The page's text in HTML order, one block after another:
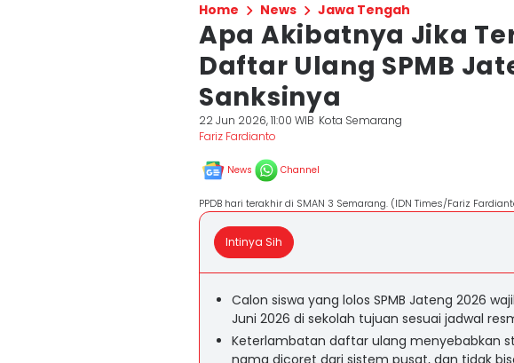
Home News Jawa Tengah
Apa Akibatnya Jika
Daftar Ulang SPMB
Sanksinya
22 Jun 2026, 11:00 WIB Kota Semarang
Fariz Fardianto
News Channel
PPDB hari terakhir di SMAN 3 Semarang. (IDN Times/Fariz
Intinya Sih
Calon siswa yang lolos SPMB Jateng 2026
Juni 2026 di sekolah tujuan sesuai jadwal
Keterlambatan daftar ulang menyebabkan
nama dicoret dari sistem pusat, dan tidak